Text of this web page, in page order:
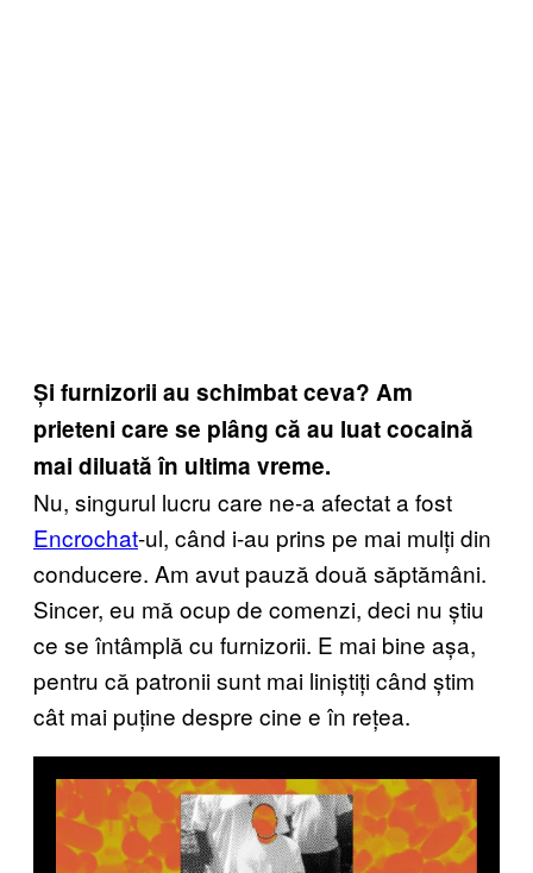
Și furnizorii au schimbat ceva? Am
prieteni care se plâng că au luat cocaină
mai diluată în ultima vreme.
Nu, singurul lucru care ne-a afectat a fost
Encrochat-ul, când i-au prins pe mai mulți din
conducere. Am avut pauză două săptămâni.
Sincer, eu mă ocup de comenzi, deci nu știu
ce se întâmplă cu furnizorii. E mai bine așa,
pentru că patronii sunt mai liniștiți când știm
cât mai puține despre cine e în rețea.